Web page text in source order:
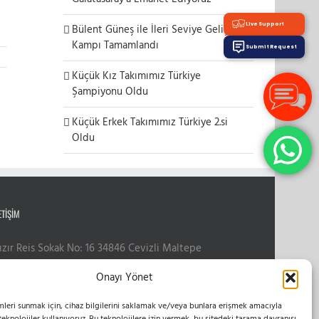
Onayı Yönet
sunmak için, cihaz bilgilerini saklamak ve/veya bunlara erişmek amacıyla
Bülent Güneş ile İleri Seviye Gelişim
Kampı Tamamlandı
Küçük Kız Takımımız Türkiye
Şampiyonu Oldu
Küçük Erkek Takımımız Türkiye 2.si
Oldu
Reis Sokak No: 16 34846 Cevizli Maltepe
0216 399 10 50
0555 654 61 83
esvoleybol.com
Live Support
Submit Request